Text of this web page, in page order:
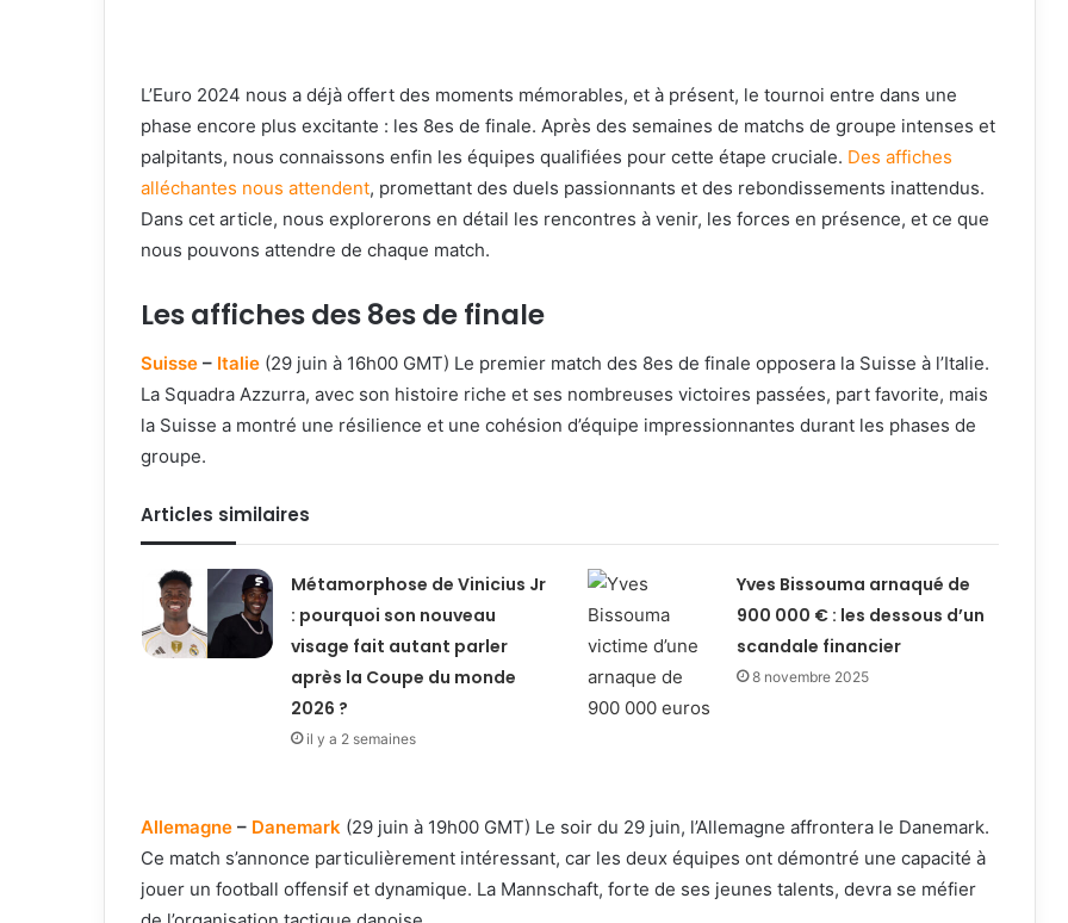
L’Euro 2024 nous a déjà offert des moments mémorables, et à présent, le tournoi entre dans une
phase encore plus excitante : les 8es de finale. Après des semaines de matchs de groupe intenses et
palpitants, nous connaissons enfin les équipes qualifiées pour cette étape cruciale. Des affiches
alléchantes nous attendent, promettant des duels passionnants et des rebondissements inattendus.
Dans cet article, nous explorerons en détail les rencontres à venir, les forces en présence, et ce que
nous pouvons attendre de chaque match.
Les affiches des 8es de finale
Suisse – Italie (29 juin à 16h00 GMT) Le premier match des 8es de finale opposera la Suisse à l’Italie.
La Squadra Azzurra, avec son histoire riche et ses nombreuses victoires passées, part favorite, mais
la Suisse a montré une résilience et une cohésion d’équipe impressionnantes durant les phases de
groupe.
Articles similaires
Métamorphose de Vinicius Jr
: pourquoi son nouveau
visage fait autant parler
après la Coupe du monde
2026 ?
il y a 2 semaines
Yves Bissouma arnaqué de
900 000 € : les dessous d’un
scandale financier
8 novembre 2025
Allemagne – Danemark (29 juin à 19h00 GMT) Le soir du 29 juin, l’Allemagne affrontera le Danemark.
Ce match s’annonce particulièrement intéressant, car les deux équipes ont démontré une capacité à
jouer un football offensif et dynamique. La Mannschaft, forte de ses jeunes talents, devra se méfier